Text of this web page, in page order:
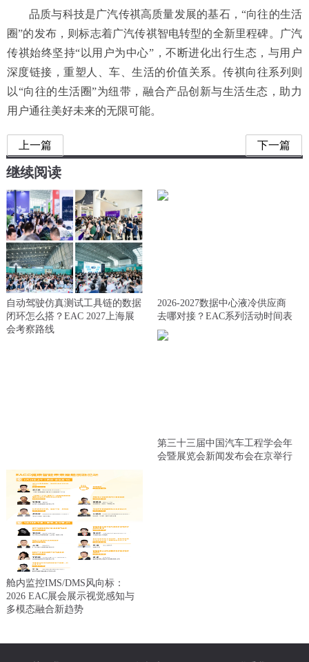
品质与科技是广汽传祺高质量发展的基石，“向往的生活
圈”的发布，则标志着广汽传祺智电转型的全新里程碑。广汽
传祺始终坚持“以用户为中心”，不断进化出行生态，与用户
深度链接，重塑人、车、生活的价值关系。传祺向往系列则
以“向往的生活圈”为纽带，融合产品创新与生活生态，助力
用户通往美好未来的无限可能。
上一篇 下一篇
继续阅读
自动驾驶仿真测试工具链的数据
闭环怎么搭？EAC 2027上海展
会考察路线
2026-2027数据中心液冷供应商
去哪对接？EAC系列活动时间表
第三十三届中国汽车工程学会年
会暨展览会新闻发布会在京举行
舱内监控IMS/DMS风向标：
2026 EAC展会展示视觉感知与
多模态融合新趋势